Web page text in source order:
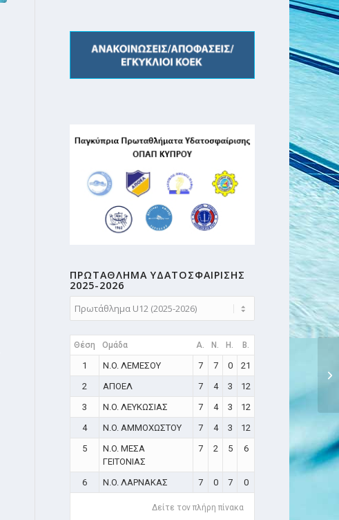
ΠΡΩΤΑΘΛΗMA ΥΔΑΤΟΣΦΑΙΡΙΣΗΣ
2025-2026
Θέση Ομάδα A. N. H. B.
1 N.O. ΛΕΜΕΣΟΥ 7 7 0
21
2
ΑΠΟΕΛ 7 4 3
12
3
N.O. ΛΕΥΚΩΣΙΑΣ 7 4 3
12
4
N.O. ΑΜΜΟΧΩΣΤΟΥ 7 4 3
12
5
N.O. ΜΕΣΑ
ΓΕΙΤΟΝΙΑΣ
7 2 5 6
6 N.O. ΛΑΡΝΑΚΑΣ 7 0 7 0
Δείτε τον πλήρη πίνακα